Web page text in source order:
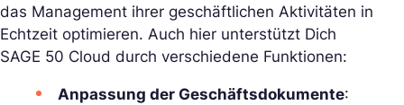
das Management ihrer geschäftlichen Aktivitäten in
Echtzeit optimieren. Auch hier unterstützt Dich
SAGE 50 Cloud durch verschiedene Funktionen:
Anpassung der Geschäftsdokumente: